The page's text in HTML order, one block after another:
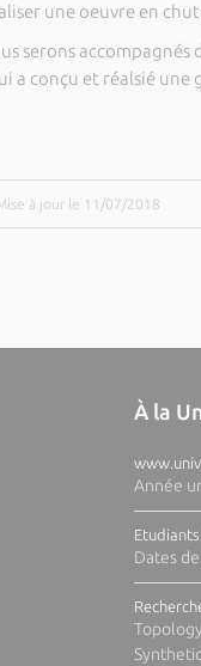
une oeuvre en
serons
a conçu et réalsié
à jour le 11/07/2018
À la
Année
Dates